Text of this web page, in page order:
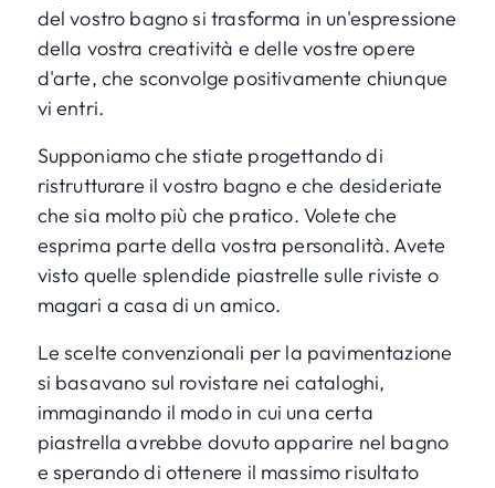
del vostro bagno si trasforma in un'espressione
della vostra creatività e delle vostre opere
d'arte, che sconvolge positivamente chiunque
vi entri.
Supponiamo che stiate progettando di
ristrutturare il vostro bagno e che desideriate
che sia molto più che pratico. Volete che
esprima parte della vostra personalità. Avete
visto quelle splendide piastrelle sulle riviste o
magari a casa di un amico.
Le scelte convenzionali per la pavimentazione
si basavano sul rovistare nei cataloghi,
immaginando il modo in cui una certa
piastrella avrebbe dovuto apparire nel bagno
e sperando di ottenere il massimo risultato